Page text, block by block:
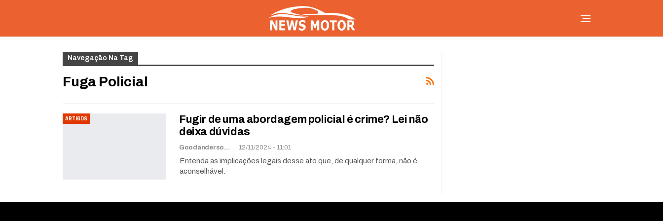
Navegação Na Tag
Fuga Policial
ARTIGOS
Fugir de uma abordagem policial é crime? Lei não
deixa dúvidas
Goodanderson Gomes 12/11/2024 - 11:01
Entenda as implicações legais desse ato que, de qualquer forma, não é
aconselhável.